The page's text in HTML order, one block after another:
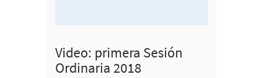
Video: primera Sesión
Ordinaria 2018